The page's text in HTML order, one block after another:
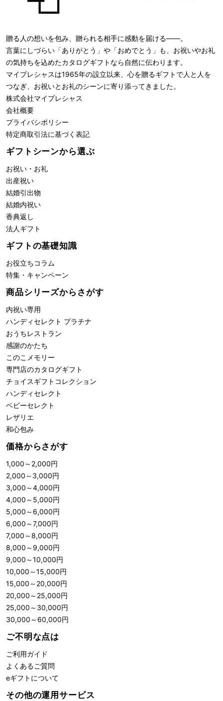
贈る人の想いを包み、贈られる相手に感動を届ける――。
言葉にしづらい「ありがとう」や「おめでとう」も、お祝いやお礼
の気持ちを込めたカタログギフトなら自然に伝わります。
マイプレシャスは1965年の設立以来、心を贈るギフトで人と人を
つなぎ、お祝いとお礼のシーンに寄り添ってきました。
株式会社マイプレシャス
会社概要
プライバシポリシー
特定商取引法に基づく表記
ギフトシーンから選ぶ
お祝い・お礼
出産祝い
結婚引出物
結婚内祝い
香典返し
法人ギフト
ギフトの基礎知識
お役立ちコラム
特集・キャンペーン
商品シリーズからさがす
内祝い専用
ハンディセレクト プラチナ
おうちレストラン
感謝のかたち
このこメモリー
専門店のカタログギフト
チョイスギフトコレクション
ハンディセレクト
ベビーセレクト
レザリエ
和心包み
価格からさがす
1,000 ～ 2,000円
2,000 ～ 3,000円
3,000 ～4,000円
4,000 ～ 5,000円
5,000 ～ 6,000円
6,000 ～7,000円
7,000 ～8,000円
8,000 ～ 9,000円
9,000 ～10,000円
10,000 ～15,000円
15,000 ～ 20,000円
20,000 ～ 25,000円
25,000 ～ 30,000円
30,000 ～ 60,000円
ご不明な点は
ご利用ガイド
よくあるご質問
eギフトについて
その他の運用サービス